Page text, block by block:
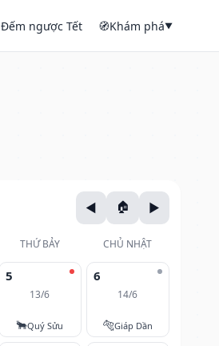
Đếm ngược Tết 🧭Khám phá▼
THỨ BẢY CHỦ NHẬT
5
13/6
🐂Quý Sửu
6
14/6
🐅Giáp Dần